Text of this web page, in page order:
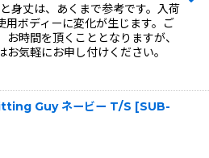
身丈は、あくまで参考です。入荷
用ボディーに変化が生じます。ご
お時間を頂くこととなりますが、
お気軽にお申し付けください。
Guy ネービー T/S [SUB-